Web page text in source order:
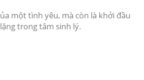
một tình yêu, mà còn là khởi đầu
trong tâm sinh lý.